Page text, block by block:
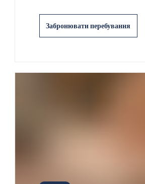
Забронювати перебування